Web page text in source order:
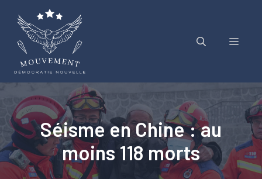
contenu
Menu
Séisme en Chine : au
moins 118 morts